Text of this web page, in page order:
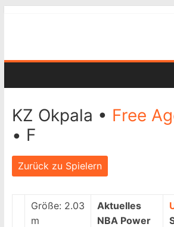
KZ Okpala • Free
• F
Zurück zu Spielern
Größe: 2.03
m
Aktuelles
NBA Power